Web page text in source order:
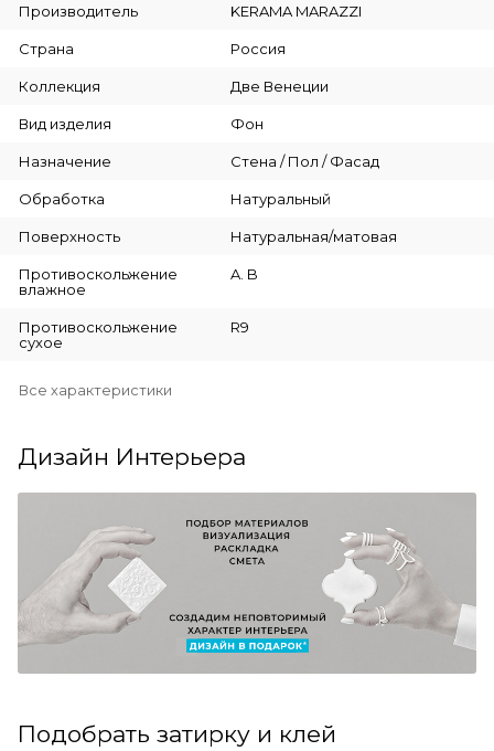
Производитель KERAMA MARAZZI
Страна Россия
Коллекция Две Венеции
Вид изделия Фон
Назначение Стена / Пол / Фасад
Обработка Натуральный
Поверхность Натуральная/матовая
Противоскольжение
влажное
A. B
Противоскольжение
сухое
R9
Все характеристики
Дизайн Интерьера
Подобрать затирку и клей